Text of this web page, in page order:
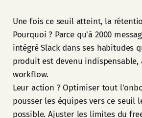
Une fois ce seuil atteint, la
Pourquoi ? Parce qu'à 2000
intégré Slack dans ses habitudes
produit est devenu indispensable,
workflow.
Leur action ? Optimiser tout
pousser les équipes vers ce seuil
possible. Ajuster les limites du